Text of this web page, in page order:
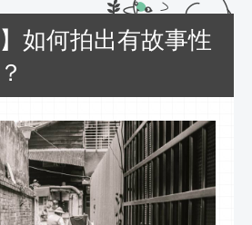
如何拍出有故事性